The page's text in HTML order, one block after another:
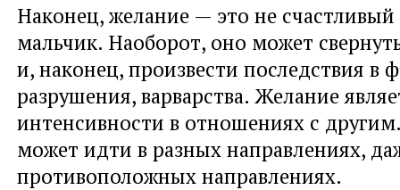
Наконец, желание — это не
мальчик. Наоборот, оно может
и, наконец, произвести последствия в
разрушения, варварства. Желание
интенсивности в отношениях с
может идти в разных направлениях,
противоположных направлениях.